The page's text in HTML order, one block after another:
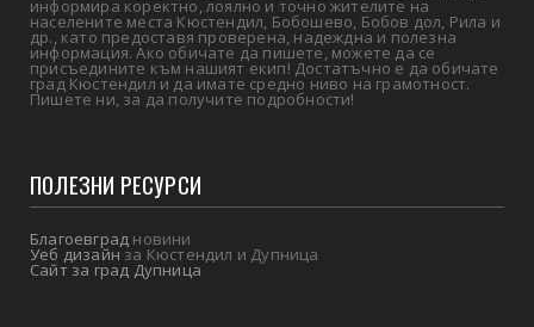
информира коректно, лоялно и точно жителите на
населените места Кюстендил, Бобошево, Бобов дол, Рила и
др., като предоставя проверена, надеждна и полезна
информация. Ако обичате да пишете, можете да се
присъедините към нашият екип! Достатъчно е да обичате
град Кюстендил и да имате средно ниво на грамотност.
Пишете ни, за да получите подробности!
ПОЛЕЗНИ РЕСУРСИ
Благоевград новини
Уеб дизайнза Кюстендил и Дупница
Сайт за град Дупница